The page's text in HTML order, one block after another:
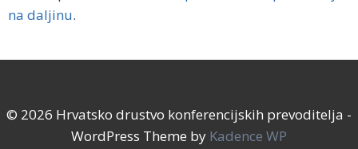
na daljinu.
© 2026 Hrvatsko drustvo konferencijskih prevoditelja -
WordPress Theme by Kadence WP